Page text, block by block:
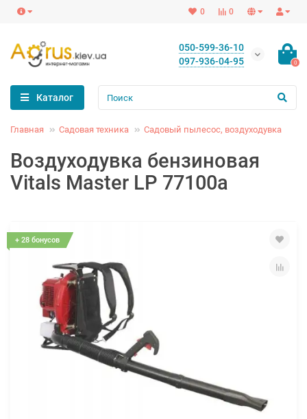
0
0
050-599-36-10
097-936-04-95
0
Каталог
Главная Садовая техника Садовый пылесос, воздуходувка
Воздуходувка бензиновая
Vitals Master LP 77100a
+ 28 бонусов